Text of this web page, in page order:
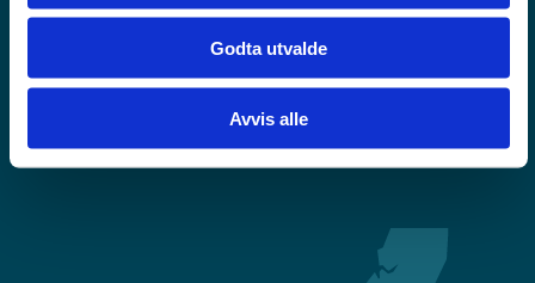
Godta utvalde
Avvis alle
Krise- og beredskapsnummer
Tilgjengelegheitserklæring
Personvern